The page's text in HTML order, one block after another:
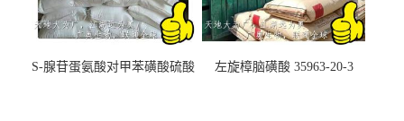
S-腺苷蛋氨酸对甲苯磺酸硫酸
左旋樟脑磺酸 35963-20-3